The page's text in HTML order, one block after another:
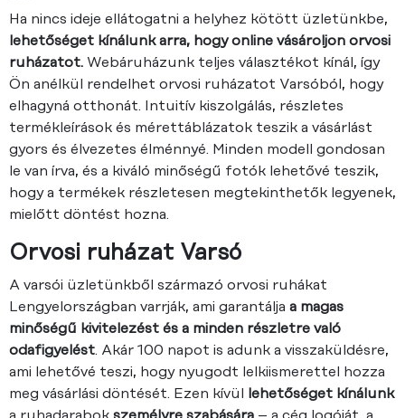
Ha nincs ideje ellátogatni a helyhez kötött üzletünkbe,
lehetőséget kínálunk arra, hogy online vásároljon orvosi
ruházatot. Webáruházunk teljes választékot kínál, így
Ön anélkül rendelhet orvosi ruházatot Varsóból, hogy
elhagyná otthonát. Intuitív kiszolgálás, részletes
termékleírások és mérettáblázatok teszik a vásárlást
gyors és élvezetes élménnyé. Minden modell gondosan
le van írva, és a kiváló minőségű fotók lehetővé teszik,
hogy a termékek részletesen megtekinthetők legyenek,
mielőtt döntést hozna.
Orvosi ruházat Varsó
A varsói üzletünkből származó orvosi ruhákat
Lengyelországban varrják, ami garantálja a magas
minőségű kivitelezést és a minden részletre való
odafigyelést. Akár 100 napot is adunk a visszaküldésre,
ami lehetővé teszi, hogy nyugodt lelkiismerettel hozza
meg vásárlási döntését. Ezen kívül lehetőséget kínálunk